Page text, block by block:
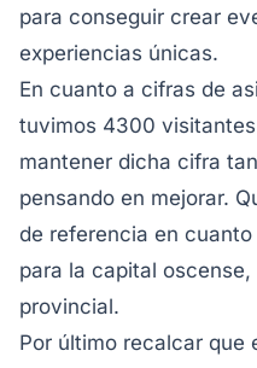
para conseguir crear
experiencias únicas.
En cuanto a cifras de
tuvimos 4300
mantener dicha cifra
pensando en mejorar.
de referencia en
para la capital
provincial.
Por último recalcar que